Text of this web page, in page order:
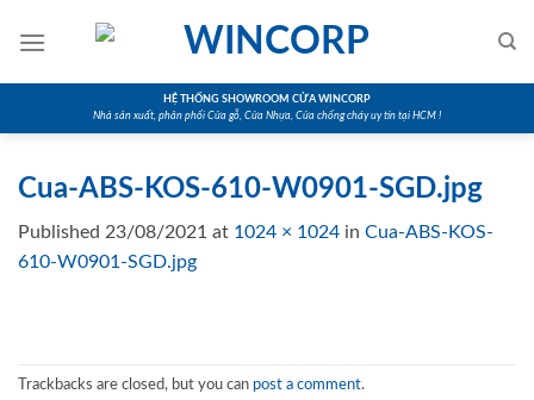
HỆ THỐNG SHOWROOM CỬA WINCORP
Nhà sản xuất, phân phối Cửa gỗ, Cửa Nhựa, Cửa chống cháy uy tín tại HCM !
Cua-ABS-KOS-610-W0901-SGD.jpg
Published 23/08/2021 at 1024 × 1024 in Cua-ABS-KOS-
610-W0901-SGD.jpg
Trackbacks are closed, but you can post a comment.